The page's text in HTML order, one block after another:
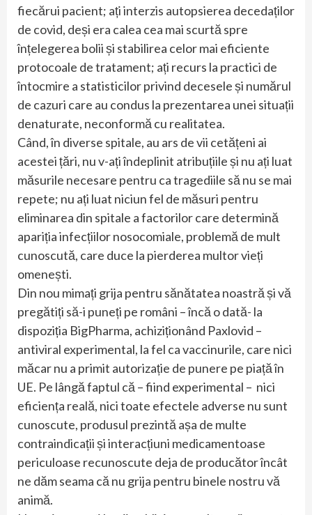
fiecărui pacient; ați interzis autopsierea decedaților
de covid, deși era calea cea mai scurtă spre
înțelegerea bolii și stabilirea celor mai eficiente
protocoale de tratament; ați recurs la practici de
întocmire a statisticilor privind decesele și numărul
de cazuri care au condus la prezentarea unei situații
denaturate, neconformă cu realitatea.
Când, în diverse spitale, au ars de vii cetățeni ai
acestei țări, nu v-ați îndeplinit atribuțiile și nu ați luat
măsurile necesare pentru ca tragediile să nu se mai
repete; nu ați luat niciun fel de măsuri pentru
eliminarea din spitale a factorilor care determină
apariția infecțiilor nosocomiale, problemă de mult
cunoscută, care duce la pierderea multor vieți
omenești.
Din nou mimați grija pentru sănătatea noastră și vă
pregătiți să-i puneți pe români – încă o dată- la
dispoziția BigPharma, achiziționând Paxlovid –
antiviral experimental, la fel ca vaccinurile, care nici
măcar nu a primit autorizație de punere pe piață în
UE. Pe lângă faptul că – fiind experimental – nici
eficiența reală, nici toate efectele adverse nu sunt
cunoscute, produsul prezintă așa de multe
contraindicații și interacțiuni medicamentoase
periculoase recunoscute deja de producător încât
ne dăm seama că nu grija pentru binele nostru vă
animă.